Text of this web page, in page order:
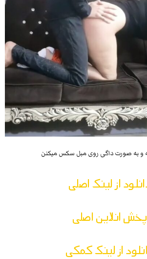
و به صورت داگی روی مبل سکس میکنن
از لینک اصلی
پخش انلاین اصلی
از لینک کمکی